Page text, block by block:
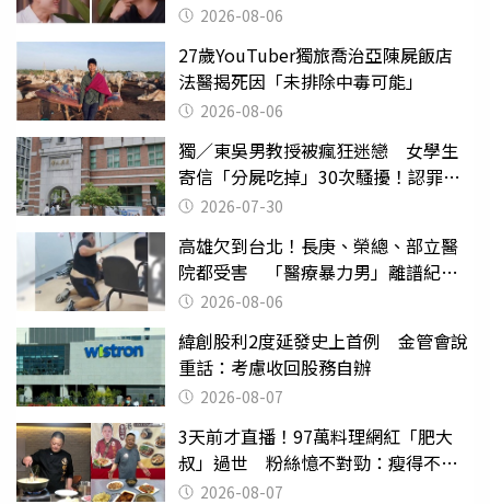
2026-08-06
27歲YouTuber獨旅喬治亞陳屍飯店
法醫揭死因「未排除中毒可能」
2026-08-06
獨／東吳男教授被瘋狂迷戀 女學生
寄信「分屍吃掉」30次騷擾！認罪免
關 2026-07-30
高雄欠到台北！長庚、榮總、部立醫
院都受害 「醫療暴力男」離譜紀錄
曝光2026-08-06
緯創股利2度延發史上首例 金管會說
重話：考慮收回股務自辦
2026-08-07
3天前才直播！97萬料理網紅「肥大
叔」過世 粉絲憶不對勁：瘦得不合
理 2026-08-07